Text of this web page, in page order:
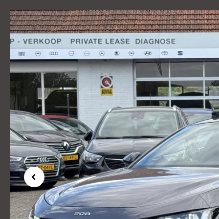
Previous